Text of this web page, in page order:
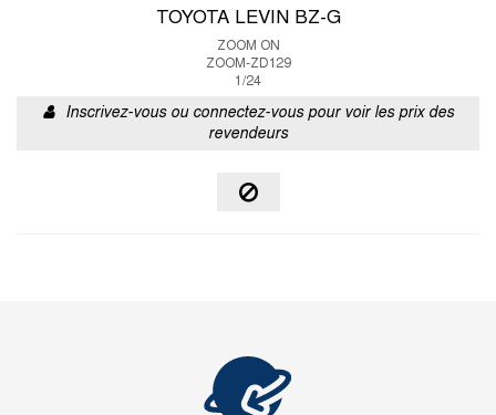
TOYOTA LEVIN BZ-G
ZOOM ON
ZOOM-ZD129
1/24
Inscrivez-vous ou connectez-vous pour voir les prix des
revendeurs